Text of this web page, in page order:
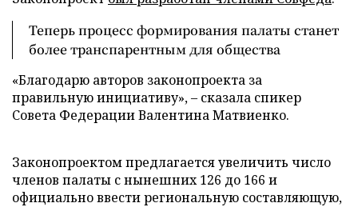
Теперь процесс формирования палаты станет
более транспарентным для общества
«Благодарю авторов законопроекта за
правильную инициативу», – сказала спикер
Совета Федерации Валентина Матвиенко.
Законопроектом предлагается увеличить число
членов палаты с нынешних 126 до 166 и
официально ввести региональную составляющую,